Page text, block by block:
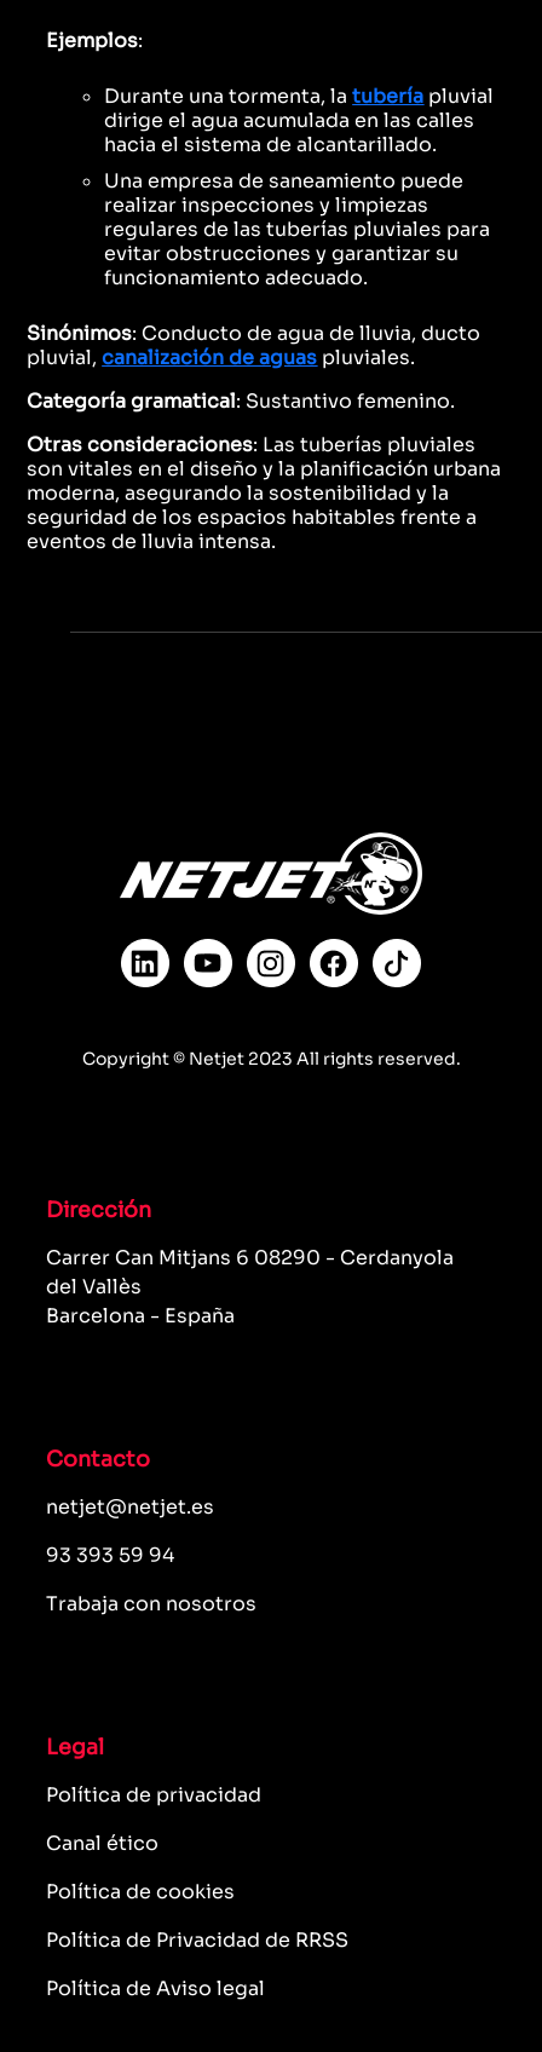
Ejemplos:
Durante una tormenta, latubería pluvial
dirige el agua acumulada en las calles
hacia el sistema de alcantarillado.
Una empresa de saneamiento puede
realizar inspecciones y limpiezas
regulares de las tuberías pluviales para
evitar obstrucciones y garantizar su
funcionamiento adecuado.
Sinónimos: Conducto de agua de lluvia, ducto
pluvial,canalización de aguas pluviales.
Categoría gramatical: Sustantivo femenino.
Otras consideraciones: Las tuberías pluviales
son vitales en el diseño y la planificación urbana
moderna, asegurando la sostenibilidad y la
seguridad de los espacios habitables frente a
eventos de lluvia intensa.
Copyright © Netjet 2023 All rights reserved.
Dirección
Carrer Can Mitjans 6 08290 - Cerdanyola
del Vallès
Barcelona - España
Contacto
netjet@netjet.es
93 393 59 94
Trabaja con nosotros
Legal
Política de privacidad
Canal ético
Política de cookies
Política de Privacidad de RRSS
Política de Aviso legal